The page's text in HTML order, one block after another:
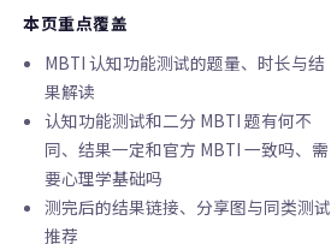
本页重点覆盖
MBTI 认知功能测试的题量、时长与结
果解读
认知功能测试和二分 MBTI 题有何不
同、结果一定和官方 MBTI 一致吗、需
要心理学基础吗
测完后的结果链接、分享图与同类测试
推荐